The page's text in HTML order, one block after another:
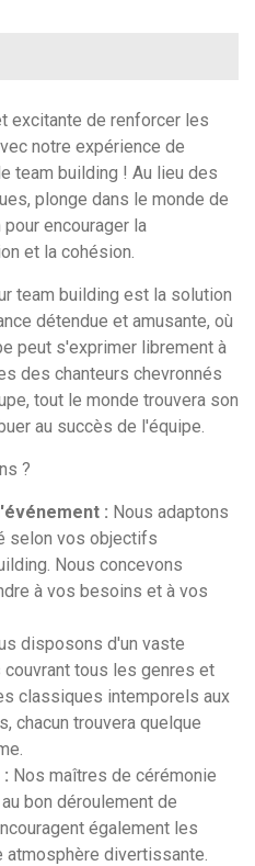
excitante de renforcer les
notre expérience de
team building ! Au lieu des
plonge dans le monde de
encourager la
et la cohésion.
team building est la solution
détendue et amusante, où
peut s'exprimer librement à
des chanteurs chevronnés
tout le monde trouvera son
au succès de l'équipe.
?
: Nous adaptons
selon vos objectifs
Nous concevons
à vos besoins et à vos
disposons d'un vaste
tous les genres et
classiques intemporels aux
chacun trouvera quelque
Nos maîtres de cérémonie
bon déroulement de
également les
atmosphère divertissante.